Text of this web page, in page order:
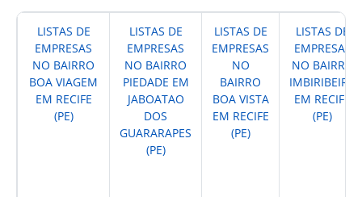
LISTAS DE
EMPRESAS
NO BAIRRO
BOA VIAGEM
EM RECIFE
(PE)
LISTAS DE
EMPRESAS
NO BAIRRO
PIEDADE EM
JABOATAO
DOS
GUARARAPES
(PE)
LISTAS DE
EMPRESAS
NO
BAIRRO
BOA VISTA
EM RECIFE
(PE)
LISTAS DE
EMPRESAS
NO BAIRRO
IMBIRIBEIRA
EM RECIFE
(PE)